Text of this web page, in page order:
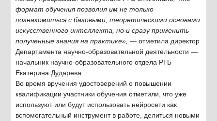
формат обучения позволил им не только
познакомиться с базовыми, теоретическими основами
искусственного интеллекта, но и сразу применить
полученные знания на практике»,— отметила директор
Департамента научно-образовательной деятельности —
начальник научно-образовательного отдела РГБ
Екатерина Дударева.
Во время вручения удостоверений о повышении
квалификации участники обучения отметили, что уже
используют или будут использовать нейросети как
вспомогательный инструмент в работе, делиться новыми